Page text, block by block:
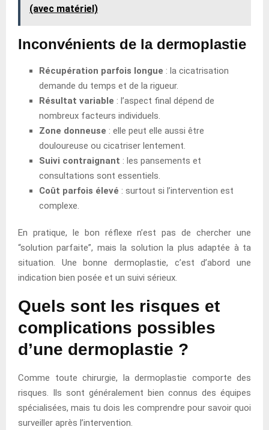
(avec matériel)
Inconvénients de la dermoplastie
Récupération parfois longue : la cicatrisation
demande du temps et de la rigueur.
Résultat variable : l’aspect final dépend de
nombreux facteurs individuels.
Zone donneuse : elle peut elle aussi être
douloureuse ou cicatriser lentement.
Suivi contraignant : les pansements et
consultations sont essentiels.
Coût parfois élevé : surtout si l’intervention est
complexe.
En pratique, le bon réflexe n’est pas de chercher une
“solution parfaite”, mais la solution la plus adaptée à ta
situation. Une bonne dermoplastie, c’est d’abord une
indication bien posée et un suivi sérieux.
Quels sont les risques et
complications possibles
d’une dermoplastie ?
Comme toute chirurgie, la dermoplastie comporte des
risques. Ils sont généralement bien connus des équipes
spécialisées, mais tu dois les comprendre pour savoir quoi
surveiller après l’intervention.